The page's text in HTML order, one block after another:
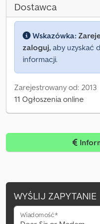
Dostawca
Wskazówka:
zaloguj, aby uzyskać
informacji.
Zarejestrowany od: 2013
11 Ogłoszenia online
WYŚLIJ ZAPYTANIE
Wiadomość*